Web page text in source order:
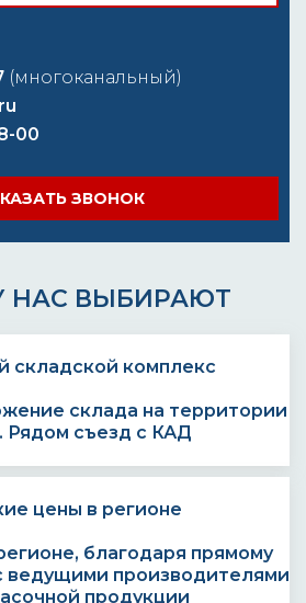
(многоканальный)
00
ЗВОНОК
НАС ВЫБИРАЮТ
склада на территории
Рядом съезд с КАД
благодаря прямому
ведущими производителями
продукции